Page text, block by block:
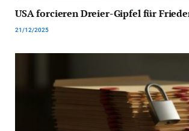
USA forcieren Dreier-Gipfel für
21/12/2025